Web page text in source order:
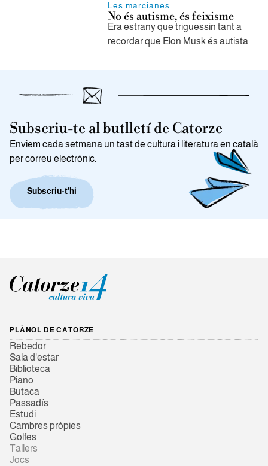
Les marcianes
No és autisme, és feixisme
Era estrany que triguessin tant a
recordar que Elon Musk és autista
Subscriu-te al butlletí de Catorze
Enviem cada setmana un tast de cultura i literatura en català
per correu electrònic.
Subscriu-t’hi
PLÀNOL DE CATORZE
Rebedor
Sala d'estar
Biblioteca
Piano
Butaca
Passadís
Estudi
Cambres pròpies
Golfes
Tallers
Jocs